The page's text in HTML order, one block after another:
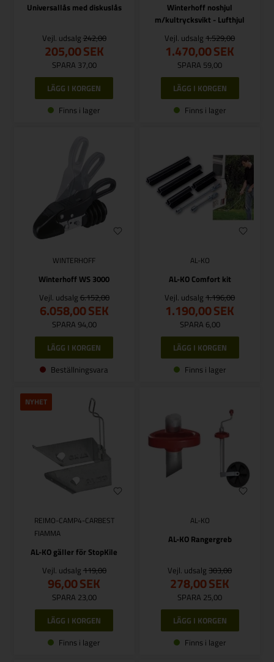
Universallås med diskuslås
Vejl. udsalg 242,00
205,00SEK
SPARA 37,00
Finns i lager
Winterhoff noshjul
m/kultrycksvikt - Lufthjul
Vejl. udsalg1.529,00
1.470,00SEK
SPARA 59,00
Finns i lager
WINTERHOFF
Winterhoff WS 3000
Vejl. udsalg 6.152,00
6.058,00SEK
SPARA 94,00
Beställningsvara
AL-KO
AL-KO Comfort kit
Vejl. udsalg1.196,00
1.190,00SEK
SPARA 6,00
Finns i lager
NYHET
REIMO-CAMP4-CARBEST
FIAMMA
AL-KO gäller för StopKile
Vejl. udsalg 119,00
96,00SEK
SPARA 23,00
Finns i lager
AL-KO
AL-KO Rangergreb
Vejl. udsalg303,00
278,00SEK
SPARA 25,00
Finns i lager